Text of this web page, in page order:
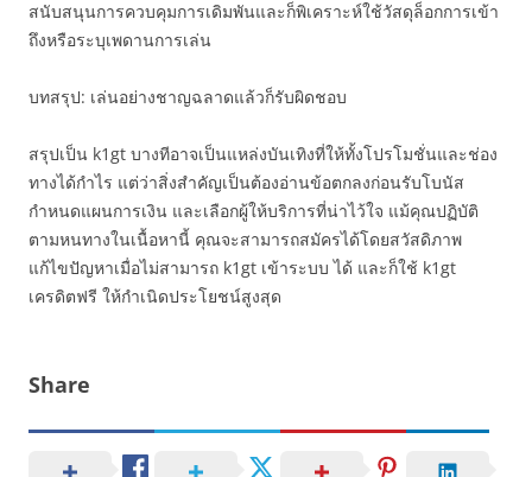
สนับสนุนการควบคุมการเดิมพันและก็พิเคราะห์ใช้วัสดุล็อกการเข้า
ถึงหรือระบุเพดานการเล่น
บทสรุป: เล่นอย่างชาญฉลาดแล้วก็รับผิดชอบ
สรุปเป็น k1gt บางทีอาจเป็นแหล่งบันเทิงที่ให้ทั้งโปรโมชั่นและช่อง
ทางได้กำไร แต่ว่าสิ่งสำคัญเป็นต้องอ่านข้อตกลงก่อนรับโบนัส
กำหนดแผนการเงิน และเลือกผู้ให้บริการที่น่าไว้ใจ แม้คุณปฏิบัติ
ตามหนทางในเนื้อหานี้ คุณจะสามารถสมัครได้โดยสวัสดิภาพ
แก้ไขปัญหาเมื่อไม่สามารถ k1gt เข้าระบบ ได้ และก็ใช้ k1gt
เครดิตฟรี ให้กำเนิดประโยชน์สูงสุด
Share